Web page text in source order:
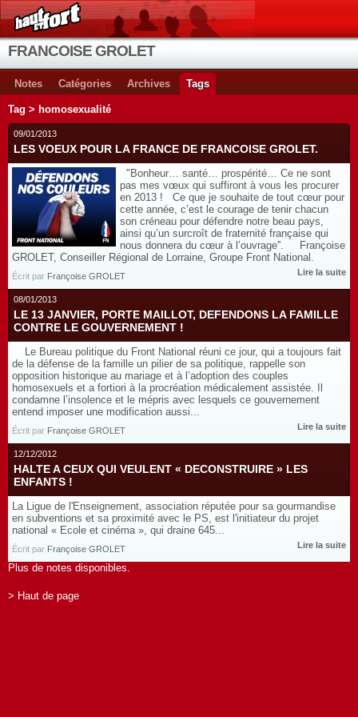
FRANCOISE GROLET
Notes Catégories Archives Tags
Tag > homosexualité
09/01/2013
LES VOEUX POUR LA FRANCE DE FRANCOISE GROLET.
"Bonheur… santé… prospérité… Ce ne sont
pas mes vœux qui suffiront à vous les procurer
en 2013 ! Ce que je souhaite de tout cœur pour
cette année, c’est le courage de tenir chacun
son créneau pour défendre notre beau pays,
ainsi qu’un surcroît de fraternité française qui
nous donnera du cœur à l’ouvrage''. Françoise
GROLET, Conseiller Régional de Lorraine, Groupe Front National.
Écrit par Françoise GROLET Lire la suite
08/01/2013
LE 13 JANVIER, PORTE MAILLOT, DEFENDONS LA FAMILLE
CONTRE LE GOUVERNEMENT !
Le Bureau politique du Front National réuni ce jour, qui a toujours fait
de la défense de la famille un pilier de sa politique, rappelle son
opposition historique au mariage et à l’adoption des couples
homosexuels et a fortiori à la procréation médicalement assistée. Il
condamne l’insolence et le mépris avec lesquels ce gouvernement
entend imposer une modification aussi...
Écrit par Françoise GROLET Lire la suite
12/12/2012
HALTE A CEUX QUI VEULENT « DECONSTRUIRE » LES
ENFANTS !
La Ligue de l'Enseignement, association réputée pour sa gourmandise
en subventions et sa proximité avec le PS, est l'initiateur du projet
national « Ecole et cinéma », qui draine 645...
Écrit par Françoise GROLET Lire la suite
Plus de notes disponibles.
> Haut de page